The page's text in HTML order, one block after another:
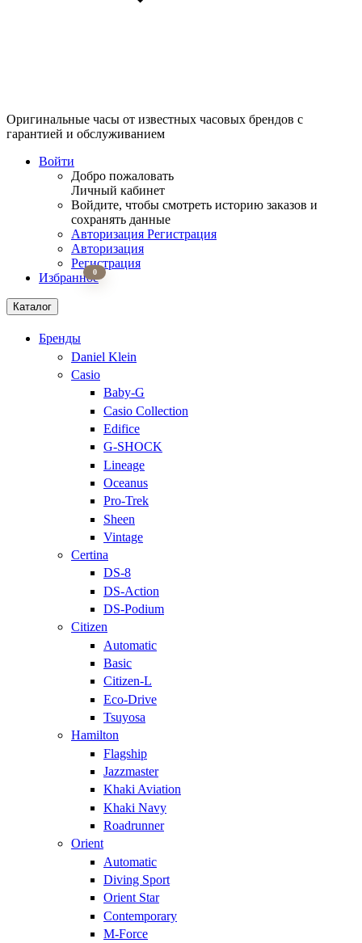
Оригинальные часы от известных часовых брендов с
гарантией и обслуживанием
Войти
Добро пожаловать
Личный кабинет
Войдите, чтобы смотреть историю заказов и
сохранять данные
Авторизация Регистрация
Авторизация
Регистрация
Избранное
0
Каталог
Бренды
Daniel Klein
Casio
Baby-G
Casio Collection
Edifice
G-SHOCK
Lineage
Oceanus
Pro-Trek
Sheen
Vintage
Certina
DS-8
DS-Action
DS-Podium
Citizen
Automatic
Basic
Citizen-L
Eco-Drive
Tsuyosa
Hamilton
Flagship
Jazzmaster
Khaki Aviation
Khaki Navy
Roadrunner
Orient
Automatic
Diving Sport
Orient Star
Contemporary
M-Force